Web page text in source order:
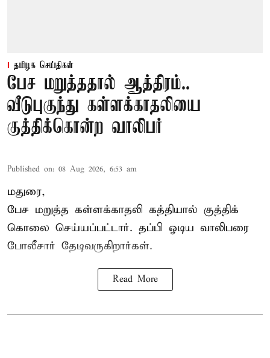
தமிழக செய்திகள்
பேச மறுத்ததால் ஆத்திரம்..
வீடுபுகுந்து கள்ளக்காதலியை
குத்திக்கொன்ற வாலிபர்
Published on: 08 Aug 2026, 6:53 am
மதுரை,
பேச மறுத்த கள்ளக்காதலி கத்தியால் குத்திக்
கொலை செய்யப்பட்டார். தப்பி ஓடிய வாலிபரை
போலீசார் தேடிவருகிறார்கள்.
Read More